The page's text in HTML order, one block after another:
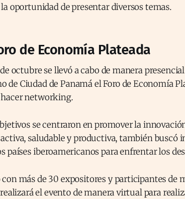
oportunidad de presentar diversos temas.
de Economía Plateada
octubre se llevó a cabo de manera
de Ciudad de Panamá el Foro de Economía
networking.
se centraron en promover la
saludable y productiva, también buscó
países iberoamericanos para enfrentar los
más de 30 expositores y participantes de
el evento de manera virtual para